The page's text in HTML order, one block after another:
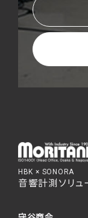
HBK × SONORA
音響計測ソリュ